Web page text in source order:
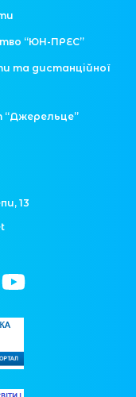
“ЮН-ПРЕС”
та дистанційної
“Джерельце”
13